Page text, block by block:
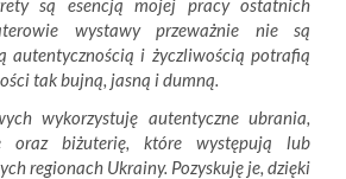
są esencją mojej pracy ostatnich
wystawy przeważnie nie są
autentycznością i życzliwością potrafią
tak bujną, jasną i dumną.
wykorzystuję autentyczne ubrania,
oraz biżuterię, które występują lub
regionach Ukrainy. Pozyskuję je, dzięki